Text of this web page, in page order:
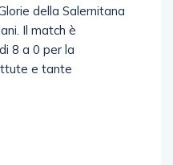
della Salernitana
Il match è
8 a 0 per la
e tante